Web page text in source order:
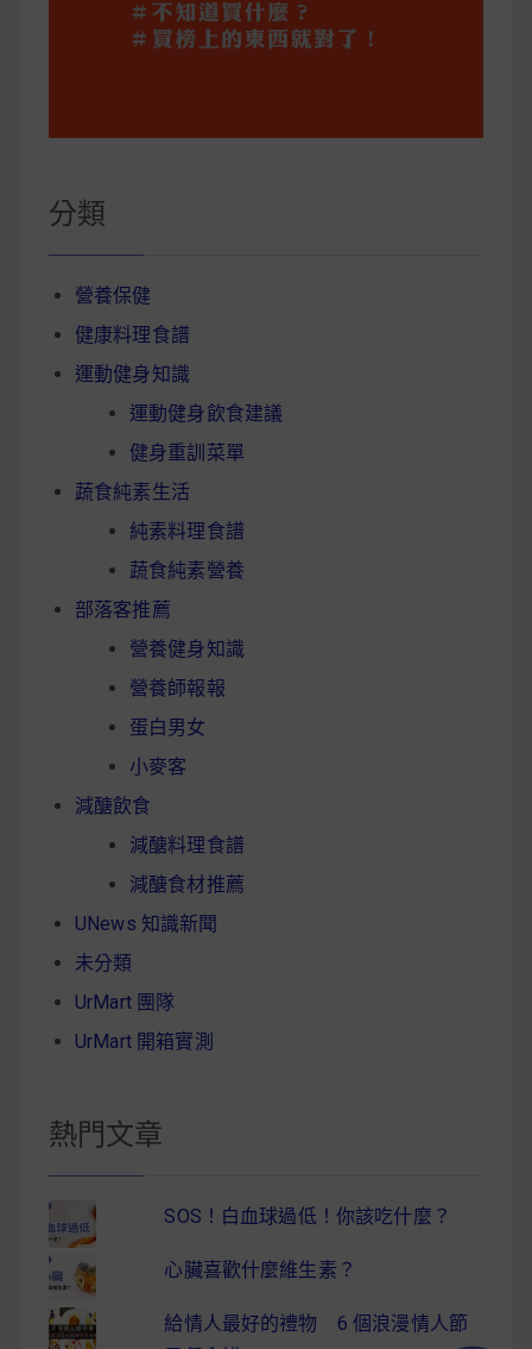
分類
營養保健
健康料理食譜
運動健身知識
運動健身飲食建議
健身重訓菜單
蔬食純素生活
純素料理食譜
蔬食純素營養
部落客推薦
營養健身知識
營養師報報
蛋白男女
小麥客
減醣飲食
減醣料理食譜
減醣食材推薦
UNews 知識新聞
未分類
UrMart 團隊
UrMart 開箱實測
熱門文章
SOS！白血球過低！你該吃什麼？
心臟喜歡什麼維生素？
給情人最好的禮物 6 個浪漫情人節